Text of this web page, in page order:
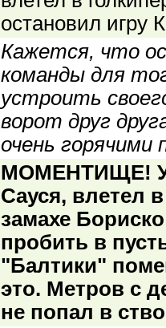
остановил игру
Кажется, что
команды для
устроить
ворот друг
очень горячими
МОМЕНТИЩЕ!
Сауся, влетел
замахе
пробить в
"Балтики"
это. Метров с
не попал в